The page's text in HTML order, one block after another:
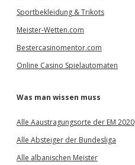
Sportbekleidung & Trikots
Meister-Wetten.com
Bestercasinomentor.com
Online Casino Spielautomaten
Was man wissen muss
Alle Aaustragungsorte der EM 2020
Alle Absteiger der Bundesliga
Alle albanischen Meister